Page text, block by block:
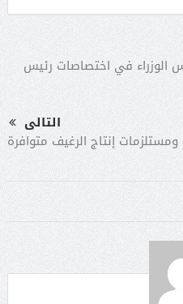
في اختصاصات رئيس
التالى
إنتاج الرغيف متوافرة